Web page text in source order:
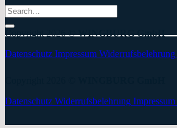
Search
for:
Copyright 2026 ©WINGBURG GmbH
Datenschutz Impressum Widerrufsbelehrung
Datenschutz Widerrufsbelehrung Impressum